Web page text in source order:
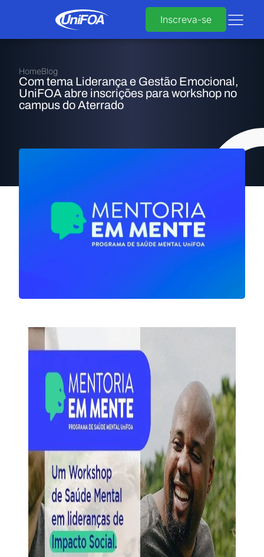
Inscreva-se
HomeBlog
Com tema Liderança e Gestão Emocional,
UniFOA abre inscrições para workshop no
campus do Aterrado